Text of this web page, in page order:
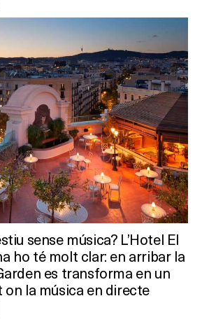
vols fer?
BARS
SPAS
sense música? L’Hotel El
ho té molt clar: en arribar la
es transforma en un
on la música en directe